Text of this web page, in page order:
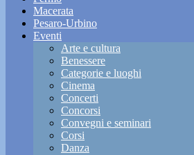
Macerata
Pesaro-Urbino
Eventi
Arte e cultura
Benessere
Categorie e luoghi
Cinema
Concerti
Concorsi
Convegni e seminari
Corsi
Danza